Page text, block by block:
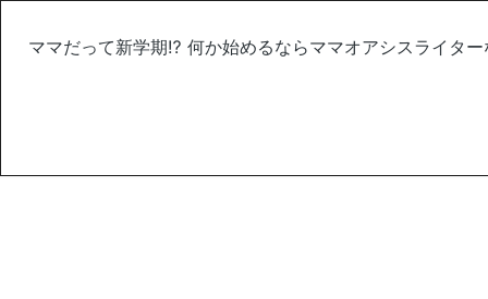
ママだって新学期⁉︎ 何か始めるならママオアシスライタ